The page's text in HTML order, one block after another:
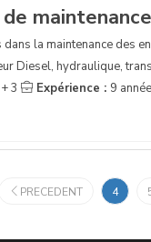
maintenance
la maintenance des
Diesel, hydraulique,
3 Expérience : 9
PRECEDENT 4